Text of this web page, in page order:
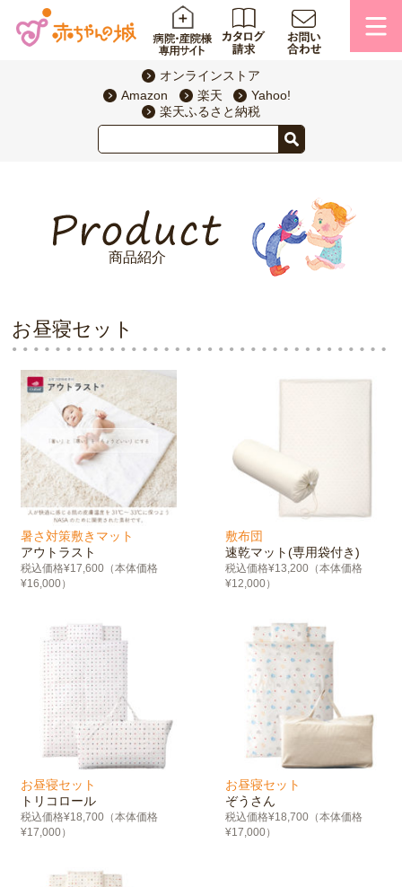
オンラインストア
Amazon
楽天
Yahoo!
楽天ふるさと納税
商品紹介
お昼寝セット
暑さ対策敷きマット
アウトラスト
税込価格¥17,600（本体価格
¥16,000）
敷布団
速乾マット(専用袋付き)
税込価格¥13,200（本体価格
¥12,000）
お昼寝セット
トリコロール
税込価格¥18,700（本体価格
¥17,000）
お昼寝セット
ぞうさん
税込価格¥18,700（本体価格
¥17,000）